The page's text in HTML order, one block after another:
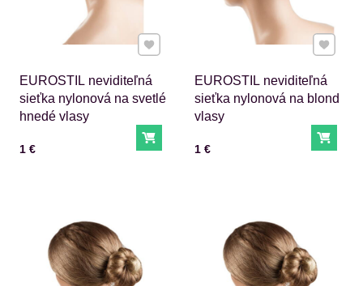
EUROSTIL neviditeľná
sieťka nylonová na svetlé
hnedé vlasy
Cena s DPH
1 € Do košíka
Pridať k Obľúbeným
EUROSTIL neviditeľná
sieťka nylonová na blond
vlasy
Cena s DPH
1 € Do
Pridať k